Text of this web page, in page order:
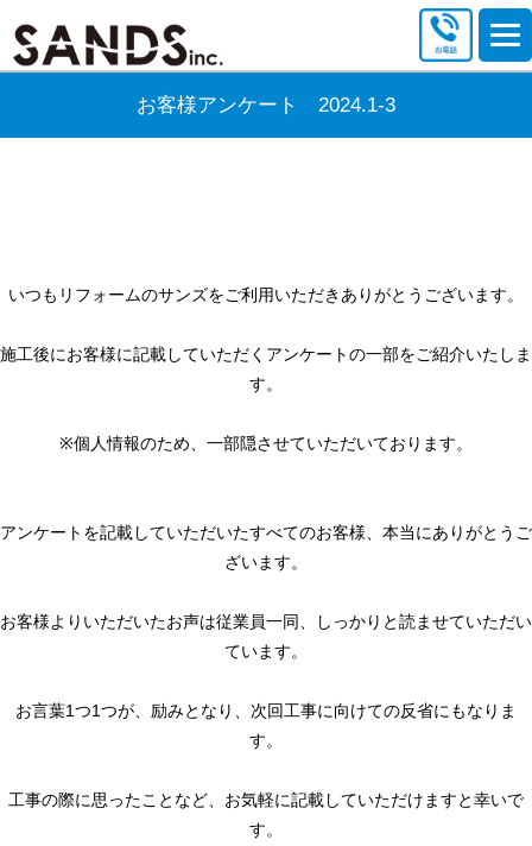
お客様アンケート 2024.1-3
いつもリフォームのサンズをご利用いただきありがとうございます。
施工後にお客様に記載していただくアンケートの一部をご紹介いたしま
す。
※個人情報のため、一部隠させていただいております。
アンケートを記載していただいたすべてのお客様、本当にありがとうご
ざいます。
お客様よりいただいたお声は従業員一同、しっかりと読ませていただい
ています。
お言葉1つ1つが、励みとなり、次回工事に向けての反省にもなりま
す。
工事の際に思ったことなど、お気軽に記載していただけますと幸いで
す。